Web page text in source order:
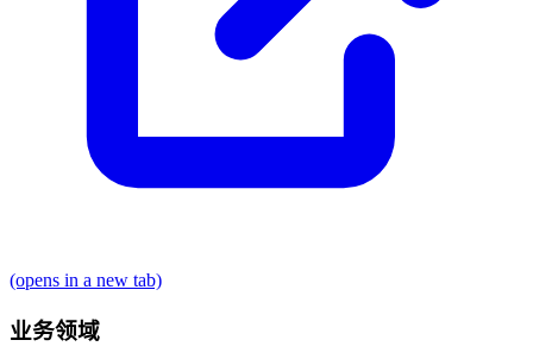
(opens in a new tab)
业务领域